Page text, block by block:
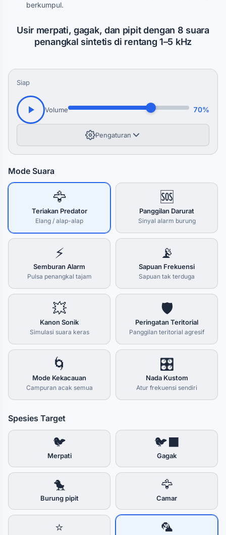
berkumpul.
Usir merpati, gagak, dan pipit dengan 8 suara
penangkal sintetis di rentang 1–5 kHz
Siap
Volume 70%
Pengaturan
Mode Suara
🦅
Teriakan Predator
Elang / alap-alap
🆘
Panggilan Darurat
Sinyal alarm burung
⚡
Semburan Alarm
Pulsa penangkal tajam
📡
Sapuan Frekuensi
Sapuan tak terduga
💥
Kanon Sonik
Simulasi suara keras
🛡️
Peringatan Teritorial
Panggilan teritorial agresif
🌀
Mode Kekacauan
Campuran acak semua
🎛️
Nada Kustom
Atur frekuensi sendiri
Spesies Target
🐦
Merpati
🐦‍⬛
Gagak
🐤
Burung pipit
🦅
Camar
⭐ 🦜